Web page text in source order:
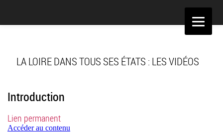
Aller
LA LOIRE DANS TOUS SES ÉTATS : LES VIDÉOS
Introduction
Lien permanent